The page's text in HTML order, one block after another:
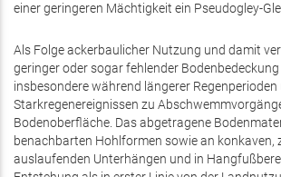
einer geringeren Mächtigkeit ein Pseudogley-
Als Folge ackerbaulicher Nutzung und damit
geringer oder sogar fehlender
insbesondere während längerer Regenperioden
Starkregenereignissen zu
Bodenoberfläche. Das abgetragene
benachbarten Hohlformen sowie an konkaven,
auslaufenden Unterhängen und in